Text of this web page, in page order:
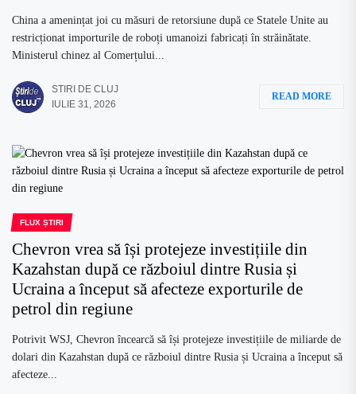
China a amenințat joi cu măsuri de retorsiune după ce Statele Unite au
restricționat importurile de roboți umanoizi fabricați în străinătate.
Ministerul chinez al Comerțului...
STIRI DE CLUJ
IULIE 31, 2026
READ MORE
FLUX ȘTIRI
Chevron vrea să își protejeze investițiile din
Kazahstan după ce războiul dintre Rusia și
Ucraina a început să afecteze exporturile de
petrol din regiune
Potrivit WSJ, Chevron încearcă să își protejeze investițiile de miliarde de
dolari din Kazahstan după ce războiul dintre Rusia și Ucraina a început să
afecteze...